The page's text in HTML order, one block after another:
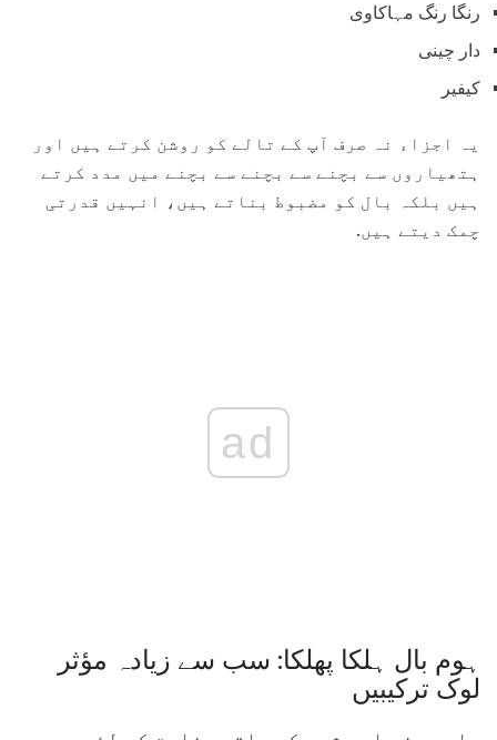
رنگا رنگ مہاکاوی
دار چینی
کیفیر
یہ اجزاء نہ صرف آپ کے تالے کو روشن کرتے ہیں اور
ہتھیاروں سے بچنے سے بچنے سے بچنے میں مدد کرتے
ہیں بلکہ بال کو مضبوط بناتے ہیں، انہیں قدرتی
چمک دیتے ہیں.
ad
ہوم بال ہلکا پھلکا: سب سے زیادہ مؤثر
لوک ترکیبیں